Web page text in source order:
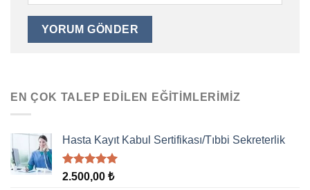
EN ÇOK TALEP EDILEN EĞITIMLERIMIZ
Hasta Kayıt Kabul Sertifikası/Tıbbi Sekreterlik
5 üzerinden
2.500,00 ₺